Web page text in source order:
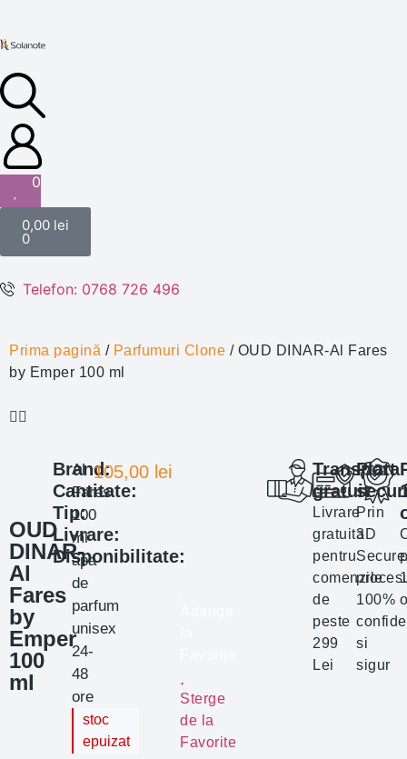
0
0,00 lei
0
Telefon: 0768 726 496
Prima pagină / Parfumuri Clone / OUD DINAR-Al Fares
by Emper 100 ml
OUD
DINAR-
Al
Fares
by
Emper
100
ml
Brand:
Cantitate:
Tip:
Livrare:
Disponibilitate:
Al
Fares
100
ml
apa
de
parfum
unisex
24-
48
ore
stoc
epuizat
105,00 lei
Sterge
de la
Favorite
Transport
gratuit
Livrare
gratuita
pentru
comenzile
de
peste
299
Lei
Plata
Prin
3D
100%
si
sigur